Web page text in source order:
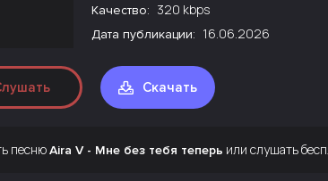
Качество: 320 kbps
Дата публикации: 16.06.2026
Скачать
песнюAira V - Мне без тебя теперь или слушать